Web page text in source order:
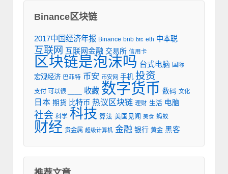
Binance区块链
2017中国经济年报 Binance bnb btc eth 中本聪
互联网 互联网金融 交易所 信用卡
区块链是泡沫吗 台式电脑 国际
宏观经济 巴菲特 币安 币安网 手机 投资
支付 可以很 ____ 收藏 数字货币 数码 文化
日本 期货 比特币 热议区块链 理财 生活 电脑
社会 科学 科技 算法 美国见闻 美食 蚂蚁
财经 贵金属 超级计算机 金融 银行 黄金 黑客